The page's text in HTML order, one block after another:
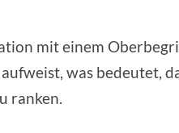
mit einem
was bedeutet,
ranken.